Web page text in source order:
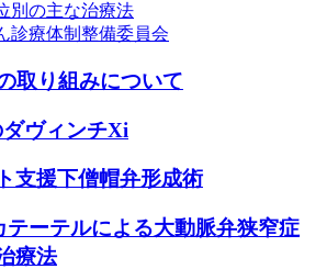
別の主な治療法
診療体制整備委員会
取り組みについて
ヴィンチXi
支援下僧帽弁形成術
テーテルによる大動脈弁狭窄症
療法